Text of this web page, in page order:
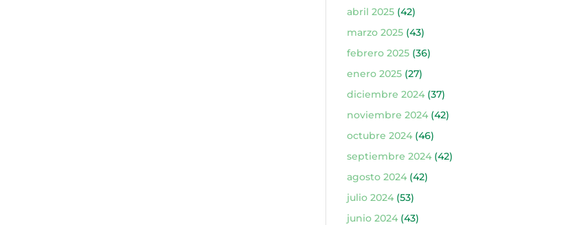
abril 2025(42)
marzo 2025(43)
febrero 2025(36)
enero 2025(27)
diciembre 2024(37)
noviembre 2024(42)
octubre 2024(46)
septiembre 2024(42)
agosto 2024(42)
julio 2024(53)
junio 2024(43)